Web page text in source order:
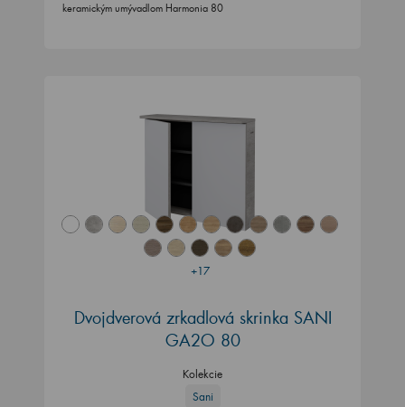
keramickým umývadlom Harmonia 80
+17
Dvojdverová zrkadlová skrinka SANI
GA2O 80
Kolekcie
Sani